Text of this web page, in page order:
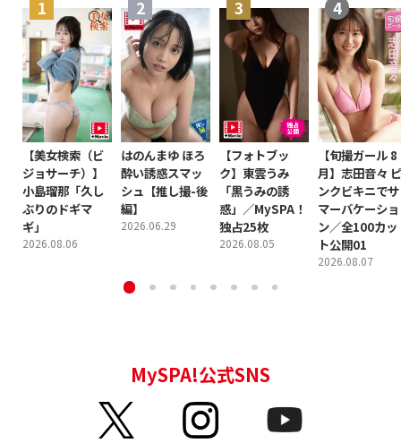
【美女検索（ビ
ジョサーチ）】
小島瑠那「久し
ぶりのドギマ
ギ」
2026.08.06
はのんまゆ ほろ
酔い誘惑スマッ
シュ【推し撮-後
編】
2026.06.29
【フォトブッ
ク】東雲うみ
「黒うみの誘
惑」／MySPA！
独占25枚
2026.08.05
【旬撮ガール 8
月】志田音々 ピ
ンクビキニでサ
マーバケーショ
ン／全100カッ
ト公開01
2026.08.07